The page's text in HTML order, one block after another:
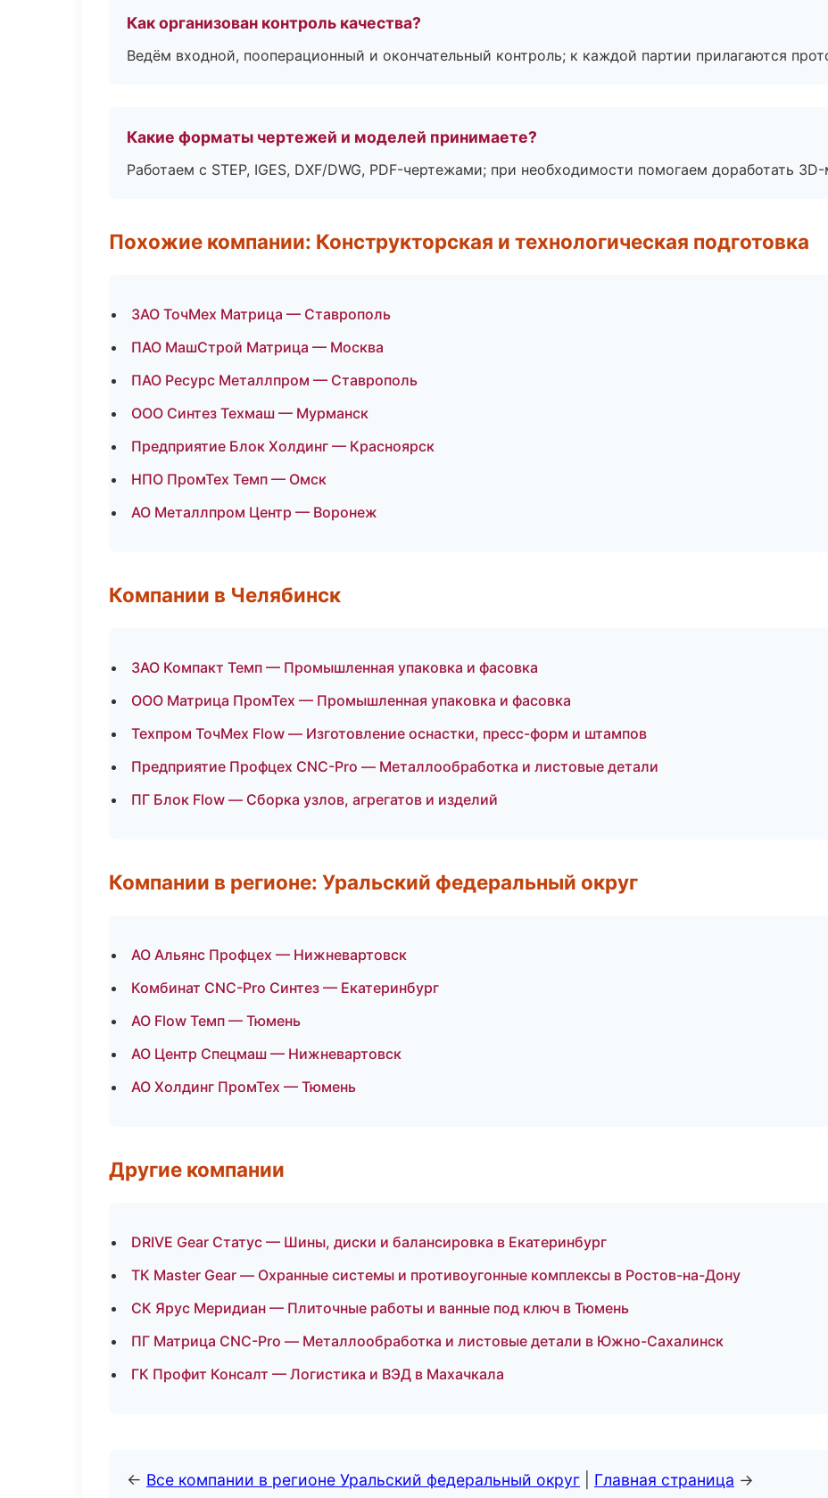
Как организован контроль качества?
Ведём входной, пооперационный и окончательный контроль; к каждой партии прилагаются
Какие форматы чертежей и моделей принимаете?
Работаем с STEP, IGES, DXF/DWG, PDF-чертежами; при необходимости помогаем доработать
Похожие компании: Конструкторская и технологическая подготовка
ЗАО ТочМех Матрица — Ставрополь
ПАО МашСтрой Матрица — Москва
ПАО Ресурс Металлпром — Ставрополь
ООО Синтез Техмаш — Мурманск
Предприятие Блок Холдинг — Красноярск
НПО ПромТех Темп — Омск
АО Металлпром Центр — Воронеж
Компании в Челябинск
ЗАО Компакт Темп — Промышленная упаковка и фасовка
ООО Матрица ПромТех — Промышленная упаковка и фасовка
Техпром ТочМех Flow — Изготовление оснастки, пресс-форм и штампов
Предприятие Профцех CNC-Pro — Металлообработка и листовые детали
ПГ Блок Flow — Сборка узлов, агрегатов и изделий
Компании в регионе: Уральский федеральный округ
АО Альянс Профцех — Нижневартовск
Комбинат CNC-Pro Синтез — Екатеринбург
АО Flow Темп — Тюмень
АО Центр Спецмаш — Нижневартовск
АО Холдинг ПромТех — Тюмень
Другие компании
DRIVE Gear Статус — Шины, диски и балансировка в Екатеринбург
ТК Master Gear — Охранные системы и противоугонные комплексы в Ростов-на-Дону
СК Ярус Меридиан — Плиточные работы и ванные под ключ в Тюмень
ПГ Матрица CNC-Pro — Металлообработка и листовые детали в Южно-Сахалинск
ГК Профит Консалт — Логистика и ВЭД в Махачкала
← Все компании в регионе Уральский федеральный округ Главная страница →